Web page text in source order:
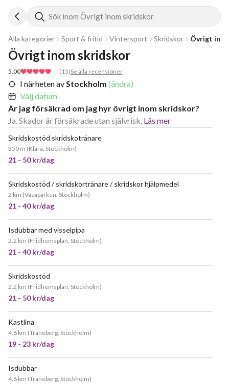
Sök inom Övrigt inom skridskor
Alla kategorier Sport & fritid Vintersport Skridskor Övrigt
5.00 ( 15)Se alla recensioner
Övrigt inom skridskor
I närheten avStockholm (ändra)
Välj datum
Är jag försäkrad om jag hyr övrigt inom skridskor?
Ja. Skador är försäkrade utan självrisk. Läs mer
Skridskostöd skridskotränare
350 m (Klara, Stockholm)
21 - 50 kr/dag
Skridskostöd / skridskortränare / skridskor hjälpmedel
2 km (Vasaparken, Stockholm)
21 - 40 kr/dag
Isdubbar med visselpipa
2.2 km (Fridhemsplan, Stockholm)
21 - 40 kr/dag
Skridskostöd
2.2 km (Fridhemsplan, Stockholm)
21 - 50 kr/dag
Kastlina
4.6 km (Traneberg, Stockholm)
19 - 23 kr/dag
Isdubbar
4.6 km (Traneberg, Stockholm)